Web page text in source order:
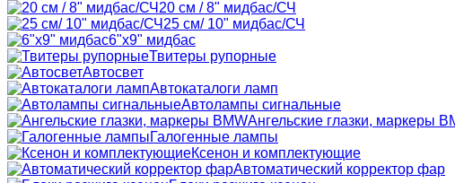
20 см / 8" мидбас/СЧ
25 см/ 10" мидбас/СЧ
6"x9" мидбас
Твитеры рупорные
Автосвет
Автокаталоги ламп
Автолампы сигнальные
Ангельские глазки, маркеры
Галогенные лампы
Ксенон и комплектующие
Автоматический корректор фар